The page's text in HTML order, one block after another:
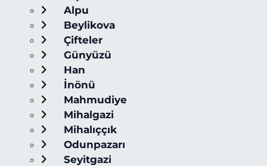
Alpu
Beylikova
Çifteler
Günyüzü
Han
İnönü
Mahmudiye
Mihalgazi
Mihalıççık
Odunpazarı
Seyitgazi